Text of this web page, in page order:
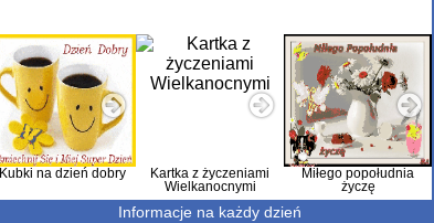
Kubki na dzień dobry
Kartka z życzeniami
Wielkanocnymi
Miłego popołudnia
życzę
Informacje na każdy dzień